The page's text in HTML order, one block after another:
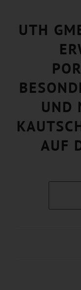
UTH
UND
AUF